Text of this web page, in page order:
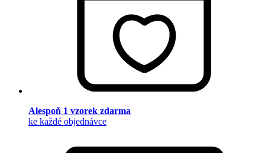
Alespoň 1 vzorek zdarma
ke každé objednávce